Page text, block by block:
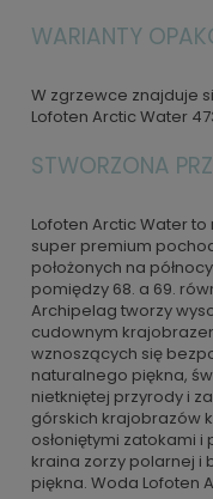
WARIANTY
W zgrzewce znajduje
Lofoten Arctic Water
STWORZONA
Lofoten Arctic Water
super premium
położonych na
pomiędzy 68. a 69.
Archipelag tworzy
cudownym
wznoszących się
naturalnego piękna,
nietkniętej przyrody i
górskich krajobrazów
osłoniętymi zatokami
kraina zorzy polarnej i
piękna. Woda Lofoten